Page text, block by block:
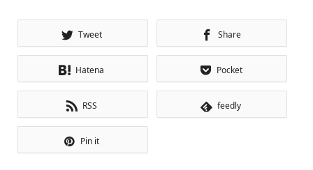
Tweet Share
Hatena Pocket
RSS feedly
Pin it